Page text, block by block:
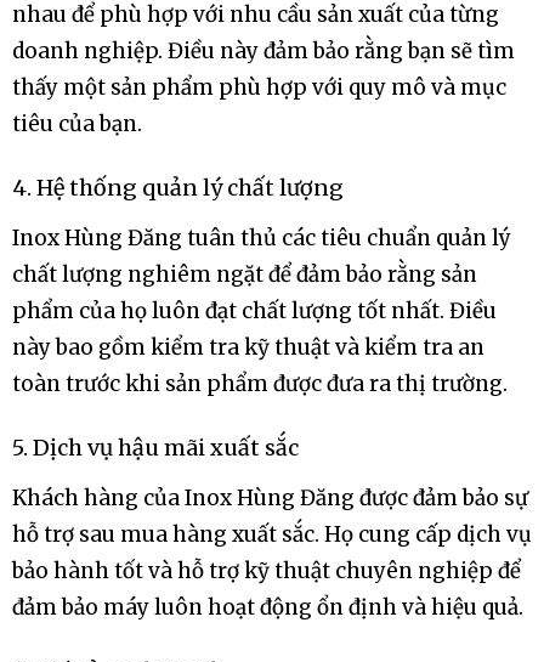
nhau để phù hợp với nhu cầu sản xuất của từng
doanh nghiệp. Điều này đảm bảo rằng bạn sẽ tìm
thấy một sản phẩm phù hợp với quy mô và mục
tiêu của bạn.
4. Hệ thống quản lý chất lượng
Inox Hùng Đăng tuân thủ các tiêu chuẩn quản lý
chất lượng nghiêm ngặt để đảm bảo rằng sản
phẩm của họ luôn đạt chất lượng tốt nhất. Điều
này bao gồm kiểm tra kỹ thuật và kiểm tra an
toàn trước khi sản phẩm được đưa ra thị trường.
5. Dịch vụ hậu mãi xuất sắc
Khách hàng của Inox Hùng Đăng được đảm bảo sự
hỗ trợ sau mua hàng xuất sắc. Họ cung cấp dịch vụ
bảo hành tốt và hỗ trợ kỹ thuật chuyên nghiệp để
đảm bảo máy luôn hoạt động ổn định và hiệu quả.